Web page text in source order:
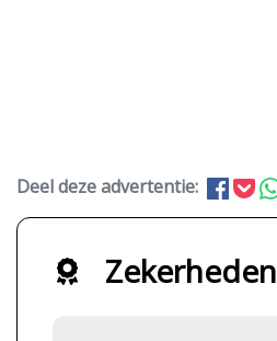
Deel deze advertentie:
Zekerheden